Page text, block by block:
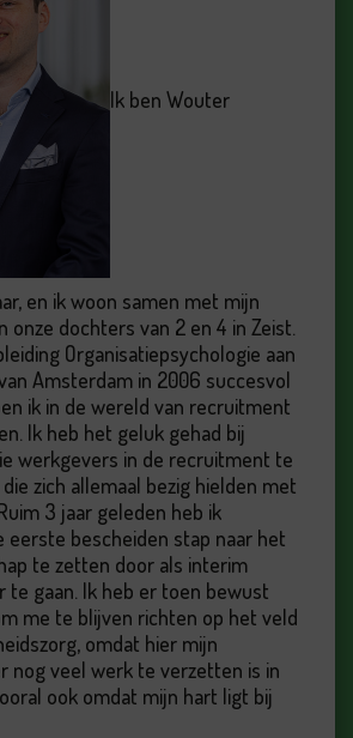
Ik ben Wouter
en ik woon samen met mijn
onze dochters van 2 en 4 in Zeist.
Organisatiepsychologie aan
Amsterdam in 2006 succesvol
ik in de wereld van recruitment
Ik heb het geluk gehad bij
werkgevers in de recruitment te
zich allemaal bezig hielden met
3 jaar geleden heb ik
eerste bescheiden stap naar het
te zetten door als interim
te gaan. Ik heb er toen bewust
me te blijven richten op het veld
omdat hier mijn
nog veel werk te verzetten is in
ook omdat mijn hart ligt bij